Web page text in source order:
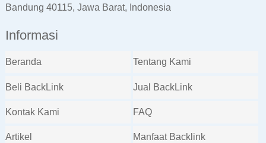
Bandung 40115, Jawa Barat, Indonesia
Informasi
Beranda Tentang Kami
Beli BackLink Jual BackLink
Kontak Kami FAQ
Artikel Manfaat Backlink